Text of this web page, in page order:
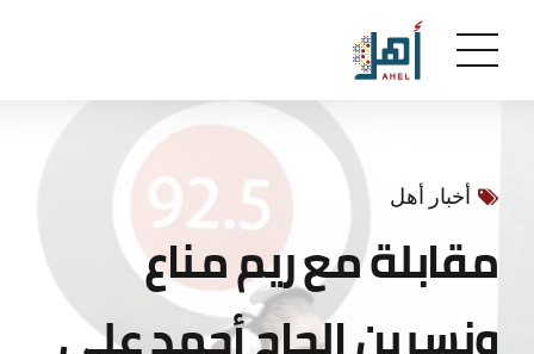
أخبار أهل
مقابلة مع ريم مناع